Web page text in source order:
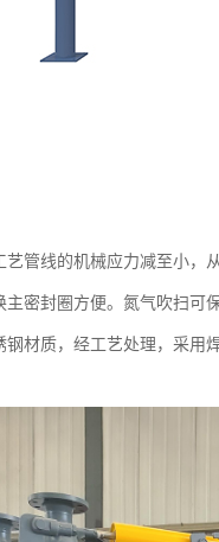
管线的机械应力减至小
密封圈方便。氮气吹扫可
材质，经工艺处理，采用